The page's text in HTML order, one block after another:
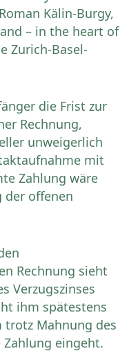
Kälin-Burgy,
– in the heart of
Zurich-Basel-
die Frist zur
Rechnung,
unweigerlich
mit
Zahlung wäre
der offenen
Rechnung sieht
Verzugszinses
ihm spätestens
trotz Mahnung des
Zahlung eingeht.